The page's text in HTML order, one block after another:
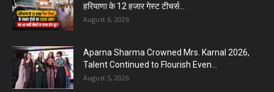
हरियाणा के 12 हजार गेस्ट टीचर्स...
August 6, 2026
Aparna Sharma Crowned Mrs. Karnal 2026,
Talent Continued to Flourish Even...
August 5, 2026